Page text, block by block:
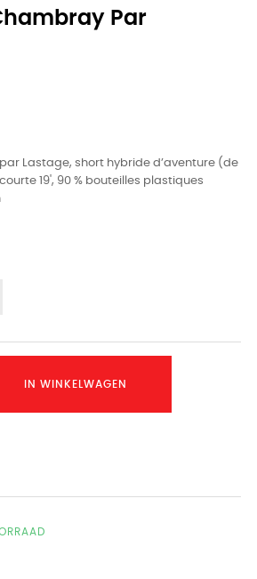
Par
Lastage, short hybride d’aventure (de
19', 90 % bouteilles plastiques
IN WINKELWAGEN